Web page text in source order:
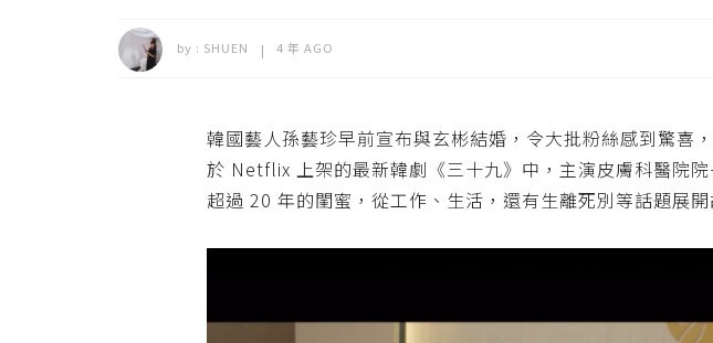
by : SHUEN 4 年 AGO
韓國藝人孫藝珍早前宣布與玄彬結婚，令大批粉絲感到驚喜
於 Netflix 上架的最新韓劇《三十九》中，主演皮膚科醫院
超過 20 年的閨蜜，從工作、生活， 還有生離死別等話題展開